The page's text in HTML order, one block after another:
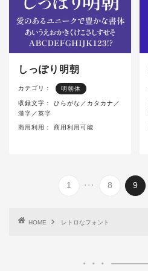
しっぽり明朝
カテゴリ： 明朝体
収録文字：
ひらがな／カタカナ／
漢字／英字
商用利用： 商用利用可能
1 ... 8 9
HOME レトロなフォント